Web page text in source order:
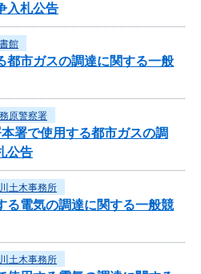
入札公告
館
都市ガスの調達に関する一般
原警察署
署で使用する都市ガスの調
公告
土木事務所
る電気の調達に関する一般競
土木事務所